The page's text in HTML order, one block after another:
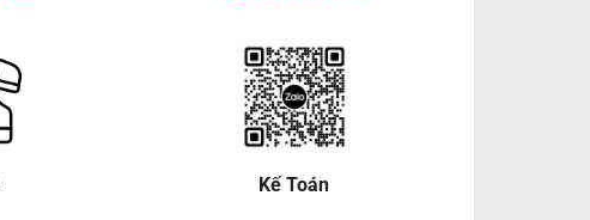
Kế Toán